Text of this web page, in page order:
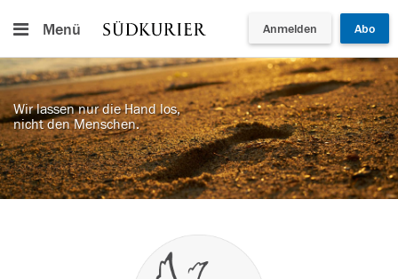
Menü Anmelden Abo
Wir lassen nur die Hand los,
nicht den Menschen.